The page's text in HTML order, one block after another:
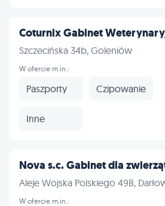
Coturnix Gabinet
Szczecińska 34b, Goleniów
W ofercie m.in.:
Paszporty Czipowanie
Inne
Nova s.c. Gabinet dla
Aleje Wojska Polskiego 49B,
W ofercie m.in.: